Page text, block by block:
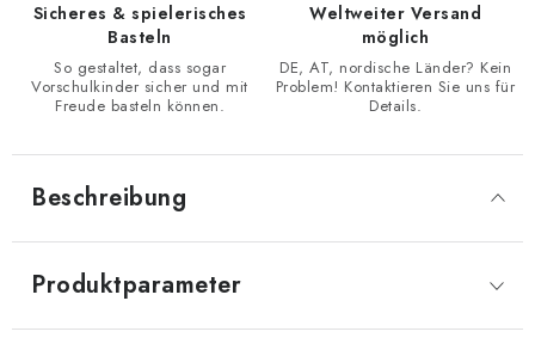
Sicheres & spielerisches
Basteln
So gestaltet, dass sogar
Vorschulkinder sicher und mit
Freude basteln können.
Weltweiter Versand
möglich
DE, AT, nordische Länder? Kein
Problem! Kontaktieren Sie uns für
Details.
Beschreibung
Produktparameter